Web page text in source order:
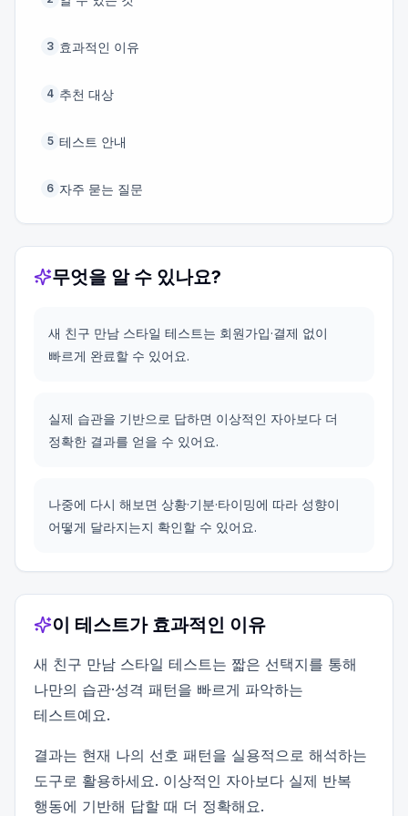
3 효과적인 이유
4 추천 대상
5 테스트 안내
6 자주 묻는 질문
무엇을 알 수 있나요?
새 친구 만남 스타일 테스트는 회원가입·결제 없이
빠르게 완료할 수 있어요.
실제 습관을 기반으로 답하면 이상적인 자아보다 더
정확한 결과를 얻을 수 있어요.
나중에 다시 해보면 상황·기분·타이밍에 따라 성향이
어떻게 달라지는지 확인할 수 있어요.
이 테스트가 효과적인 이유
새 친구 만남 스타일 테스트는 짧은 선택지를 통해
나만의 습관·성격 패턴을 빠르게 파악하는
테스트예요.
결과는 현재 나의 선호 패턴을 실용적으로 해석하는
도구로 활용하세요. 이상적인 자아보다 실제 반복
행동에 기반해 답할 때 더 정확해요.